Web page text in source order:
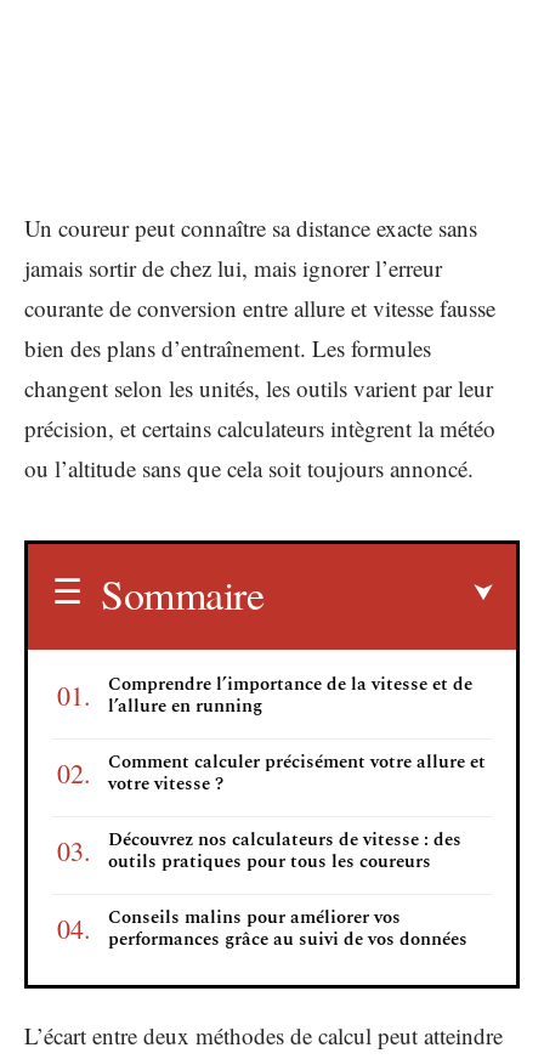
Un coureur peut connaître sa distance exacte sans
jamais sortir de chez lui, mais ignorer l’erreur
courante de conversion entre allure et vitesse fausse
bien des plans d’entraînement. Les formules
changent selon les unités, les outils varient par leur
précision, et certains calculateurs intègrent la météo
ou l’altitude sans que cela soit toujours annoncé.
Sommaire
Comprendre l’importance de la vitesse et de
l’allure en running
Comment calculer précisément votre allure et
votre vitesse ?
Découvrez nos calculateurs de vitesse : des
outils pratiques pour tous les coureurs
Conseils malins pour améliorer vos
performances grâce au suivi de vos données
L’écart entre deux méthodes de calcul peut atteindre